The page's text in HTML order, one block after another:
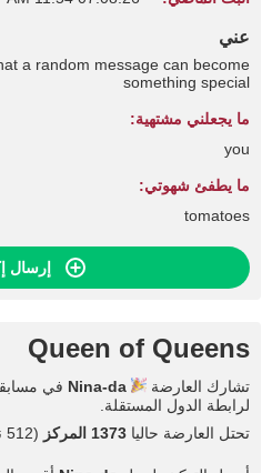
عني
a random message can become
something special
ما يجعلني مشتهية:
you
ما يطفئ شهوتي:
tomatoes
إرسال
Queen of Queens
تشارك العارضة Nina-da في
لرابطة الدول المستقلة.
تحتل العارضة حاليا 1373 المركز (512 نقطة).